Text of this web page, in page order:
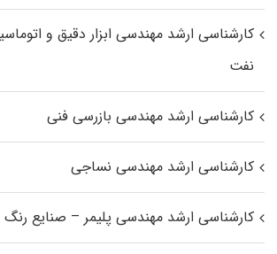
کارشناسی ارشد مهندسی ابزار دقیق و
نفت
کارشناسی ارشد مهندسی بازرسی فنی
کارشناسی ارشد مهندسی نساجی
کارشناسی ارشد مهندسی پلیمر – صنایع رنگ